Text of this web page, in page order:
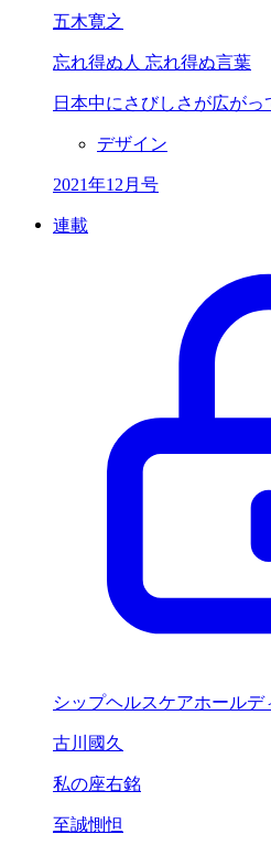
五木寛之
忘れ得ぬ人 忘れ得ぬ言葉
日本中に さびしさが広がっ
デザイン
2021年12月号
連載
シップヘルスケアホールデ
古川國久
私の座右銘
至誠惻怛